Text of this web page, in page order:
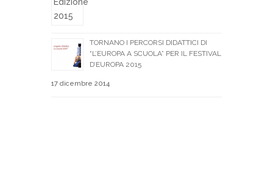
TORNANO I PERCORSI DIDATTICI DI
“L’EUROPA A SCUOLA” PER IL FESTIVAL
D’EUROPA 2015
17 dicembre 2014